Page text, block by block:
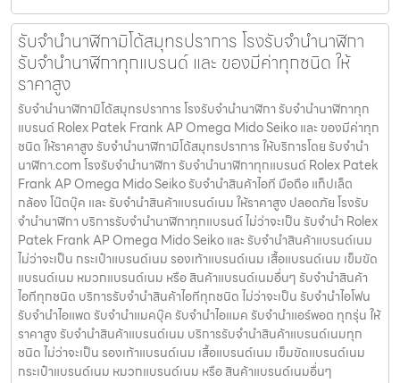
รับจำนำนาฬิกามิโด้สมุทรปราการ โรงรับจำนำนาฬิกา
รับจำนำนาฬิกาทุกแบรนด์ และ ของมีค่าทุกชนิด ให้
ราคาสูง
รับจำนำนาฬิกามิโด้สมุทรปราการ โรงรับจำนำนาฬิกา รับจำนำนาฬิกาทุก
แบรนด์ Rolex Patek Frank AP Omega Mido Seiko และ ของมีค่าทุก
ชนิด ให้ราคาสูง รับจำนำนาฬิกามิโด้สมุทรปราการ ให้บริการโดย รับจํานํา
นาฬิกา.com โรงรับจำนำนาฬิกา รับจำนำนาฬิกาทุกแบรนด์ Rolex Patek
Frank AP Omega Mido Seiko รับจำนำสินค้าไอที มือถือ แท็ปเล็ต
กล้อง โน๊ตบุ๊ค และ รับจำนำสินค้าแบรนด์เนม ให้ราคาสูง ปลอดภัย โรงรับ
จำนำนาฬิกา บริการรับจำนำนาฬิกาทุกแบรนด์ ไม่ว่าจะเป็น รับจำนำ Rolex
Patek Frank AP Omega Mido Seiko และ รับจำนำสินค้าแบรนด์เนม
ไม่ว่าจะเป็น กระเป๋าแบรนด์เนม รองเท้าแบรนด์เนม เสื้อแบรนด์เนม เข็มขัด
แบรนด์เนม หมวกแบรนด์เนม หรือ สินค้าแบรนด์เนมอื่นๆ รับจำนำสินค้า
ไอทีทุกชนิด บริการรับจำนำสินค้าไอทีทุกชนิด ไม่ว่าจะเป็น รับจำนำไอโฟน
รับจำนำไอแพด รับจำนำแมคบุ๊ค รับจำนำไอแมค รับจำนำแอร์พอต ทุกรุ่น ให้
ราคาสูง รับจำนำสินค้าแบรนด์เนม บริการรับจำนำสินค้าแบรนด์เนมทุก
ชนิด ไม่ว่าจะเป็น รองเท้าแบรนด์เนม เสื้อแบรนด์เนม เข็มขัดแบรนด์เนม
กระเป๋าแบรนด์เนม หมวกแบรนด์เนม หรือ สินค้าแบรนด์เนมอื่นๆ